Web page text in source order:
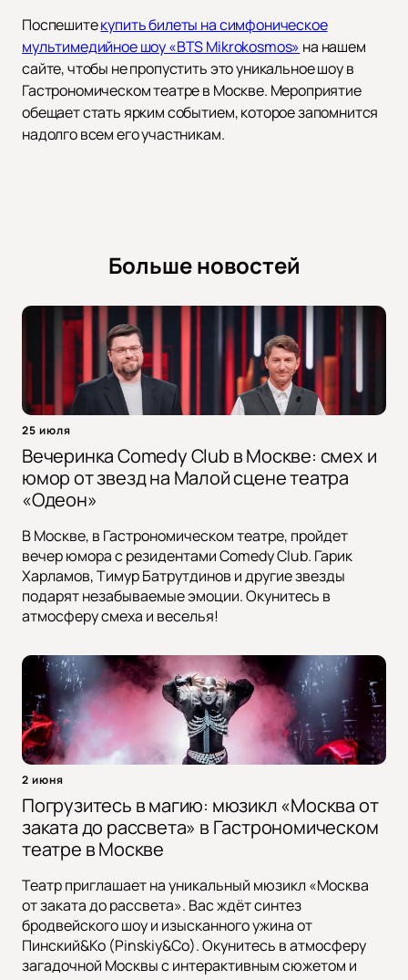
Поспешитекупить билеты на симфоническое
мультимедийное шоу «BTS Mikrokosmos» на нашем
сайте, чтобы не пропустить это уникальное шоу в
Гастрономическом театре в Москве. Мероприятие
обещает стать ярким событием, которое запомнится
надолго всем его участникам.
Больше новостей
25 июля
Вечеринка Comedy Club в Москве: смех и
юмор от звезд на Малой сцене театра
«Одеон»
В Москве, в Гастрономическом театре, пройдет
вечер юмора с резидентами Comedy Club. Гарик
Харламов, Тимур Батрутдинов и другие звезды
подарят незабываемые эмоции. Окунитесь в
атмосферу смеха и веселья!
2 июня
Погрузитесь в магию: мюзикл «Москва от
заката до рассвета» в Гастрономическом
театре в Москве
Театр приглашает на уникальный мюзикл «Москва
от заката до рассвета». Вас ждёт синтез
бродвейского шоу и изысканного ужина от
Пинский&Ко (Pinskiy&Co). Окунитесь в атмосферу
загадочной Москвы с интерактивным сюжетом и